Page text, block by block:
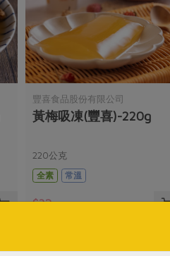
豐喜食品股份有限公司
黃梅吸凍(豐喜)-220g
220公克
全素
常溫
$32